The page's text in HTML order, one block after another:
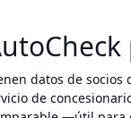
datos de
de